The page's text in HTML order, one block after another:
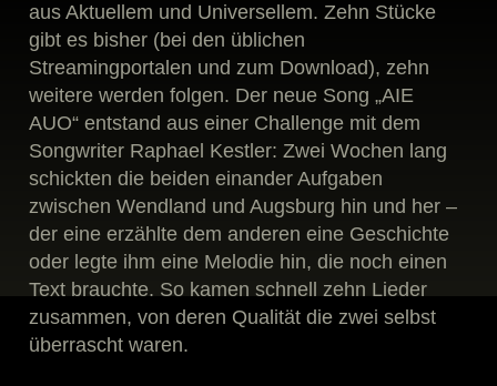
aus Aktuellem und Universellem. Zehn Stücke
gibt es bisher (bei den üblichen
Streamingportalen und zum Download), zehn
weitere werden folgen. Der neue Song „AIE
AUO“ entstand aus einer Challenge mit dem
Songwriter Raphael Kestler: Zwei Wochen lang
schickten die beiden einander Aufgaben
zwischen Wendland und Augsburg hin und her –
der eine erzählte dem anderen eine Geschichte
oder legte ihm eine Melodie hin, die noch einen
Text brauchte. So kamen schnell zehn Lieder
zusammen, von deren Qualität die zwei selbst
überrascht waren.